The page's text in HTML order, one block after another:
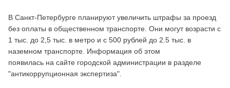
В Санкт-Петербурге планируют увеличить штрафы за проезд
без оплаты в общественном транспорте. Они могут возрасти с
1 тыс. до 2,5 тыс. в метро и с 500 рублей до 2.5 тыс. в
наземном транспорте. Информация об этом
появилась на сайте городской администрации в разделе
"антикоррупционная экспертиза".